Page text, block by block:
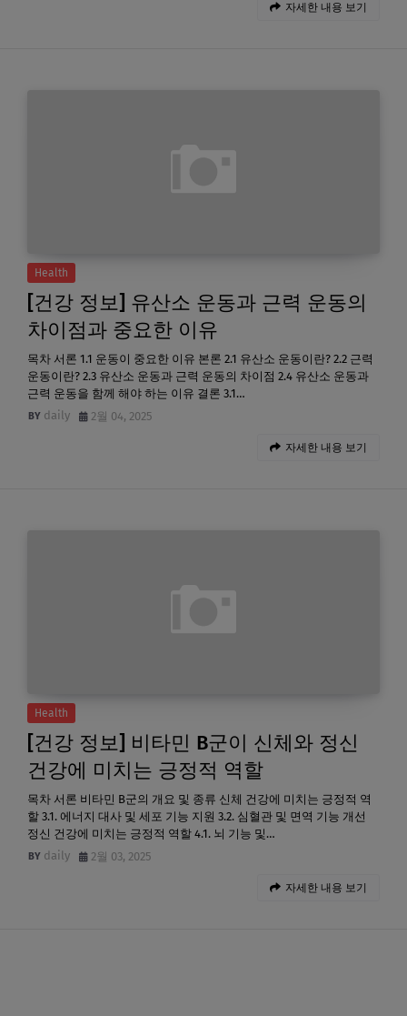
자세한 내용 보기
Health
[건강 정보] 유산소 운동과 근력 운동의
차이점과 중요한 이유
목차 서론 1.1 운동이 중요한 이유 본론 2.1 유산소 운동이란? 2.2 근력
운동이란? 2.3 유산소 운동과 근력 운동의 차이점 2.4 유산소 운동과
근력 운동을 함께 해야 하는 이유 결론 3.1…
daily
2월 04, 2025
자세한 내용 보기
Health
[건강 정보] 비타민 B군이 신체와 정신
건강에 미치는 긍정적 역할
목차 서론 비타민 B군의 개요 및 종류 신체 건강에 미치는 긍정적 역
할 3.1. 에너지 대사 및 세포 기능 지원 3.2. 심혈관 및 면역 기능 개선
정신 건강에 미치는 긍정적 역할 4.1. 뇌 기능 및…
daily
2월 03, 2025
자세한 내용 보기